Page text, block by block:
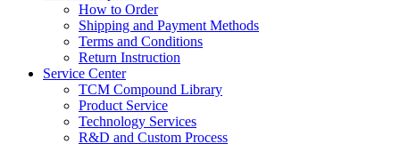
How to Order
Shipping and Payment Methods
Terms and Conditions
Return Instruction
Service Center
TCM Compound Library
Product Service
Technology Services
R&D and Custom Process